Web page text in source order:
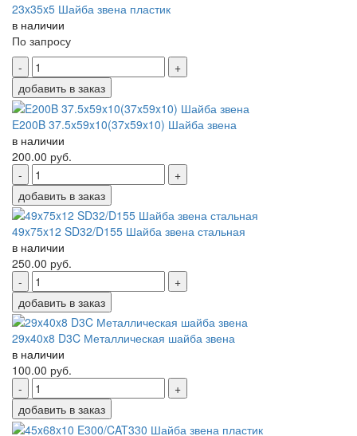
23x35x5 Шайба звена пластик
в наличии
По запросу
-
+
добавить в заказ
E200B 37.5x59x10(37x59x10) Шайба звена
в наличии
200.00 руб.
-
+
добавить в заказ
49x75x12 SD32/D155 Шайба звена стальная
в наличии
250.00 руб.
-
+
добавить в заказ
29x40x8 D3C Металлическая шайба звена
в наличии
100.00 руб.
-
+
добавить в заказ